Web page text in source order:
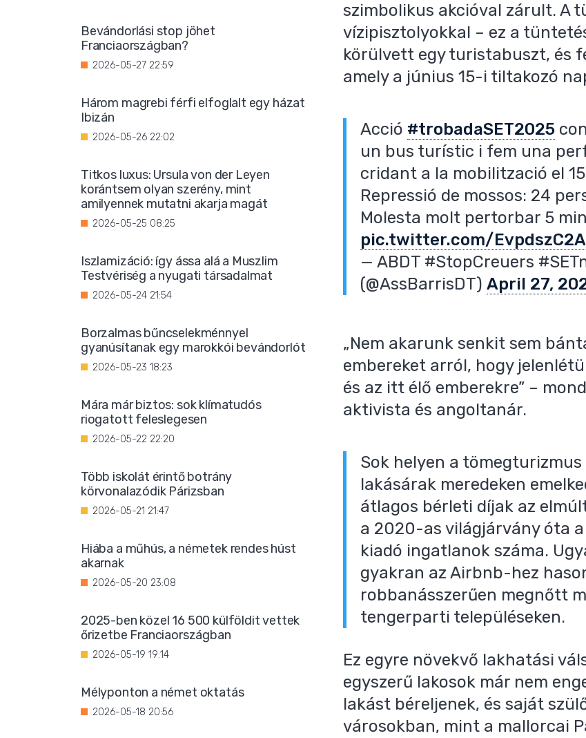
szimbolikus akcióval zárult. A
vízipisztolyokkal – ez a
körülvett egy turistabuszt, és
amely a június 15-i tiltakozó
Acció #trobadaSET2025
un bus turístic i fem una
cridant a la mobilització el
Repressió de mossos: 24
Molesta molt pertorbar 5
pic.twitter.com/
— ABDT #StopCreuers
(@AssBarrisDT)April 27,
„Nem akarunk senkit sem
embereket arról, hogy
és az itt élő emberekre” –
aktivista és angoltanár.
Sok helyen a
lakásárak meredeken
átlagos bérleti díjak az
a 2020-as világjárvány óta
kiadó ingatlanok száma.
gyakran az Airbnb-hez
robbanásszerűen megnőtt
tengerparti településeken.
Ez egyre növekvő lakhatási
egyszerű lakosok már nem
lakást béreljenek, és saját
városokban, mint a mallorcai
Bevándorlási stop jöhet
Franciaországban?
2026-05-27 22:59
Három magrebi férfi elfoglalt egy házat
Ibizán
2026-05-26 22:02
Titkos luxus: Ursula von der Leyen
korántsem olyan szerény, mint
amilyennek mutatni akarja magát
2026-05-25 08:25
Iszlamizáció: így ássa alá a Muszlim
Testvériség a nyugati társadalmat
2026-05-24 21:54
Borzalmas bűncselekménnyel
gyanúsítanak egy marokkói bevándorlót
2026-05-23 18:23
Mára már biztos: sok klímatudós
riogatott feleslegesen
2026-05-22 22:20
Több iskolát érintő botrány
körvonalazódik Párizsban
2026-05-21 21:47
Hiába a műhús, a németek rendes húst
akarnak
2026-05-20 23:08
2025-ben közel 16 500 külföldit vettek
őrizetbe Franciaországban
2026-05-19 19:14
Mélyponton a német oktatás
2026-05-18 20:56